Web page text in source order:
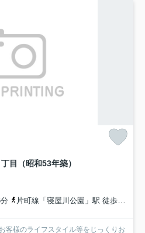
目（昭和53年築）
片町線「寝屋川公園」駅 徒歩22分
客様のライフスタイル等をじっくりお